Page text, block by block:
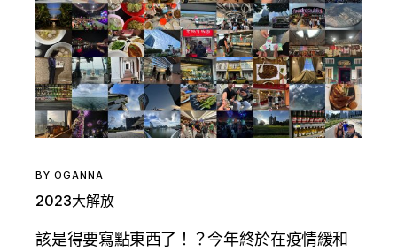
BY OGANNA
2023大解放
該是得要寫點東西了！？今年終於在疫情緩和